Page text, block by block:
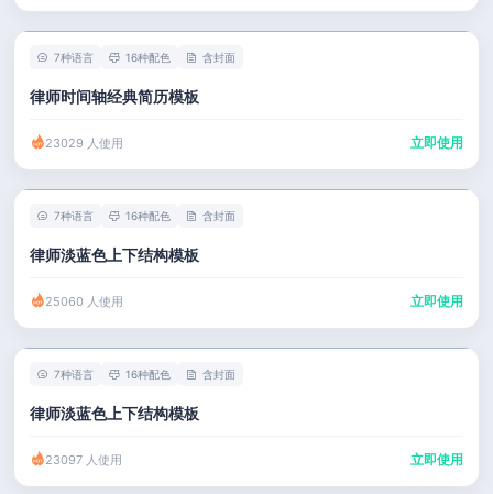
7种语言 16种配色 含封面
律师时间轴经典简历模板
23029 人使用 立即使用
7种语言 16种配色 含封面
律师淡蓝色上下结构模板
25060 人使用 立即使用
7种语言 16种配色 含封面
律师淡蓝色上下结构模板
23097 人使用 立即使用